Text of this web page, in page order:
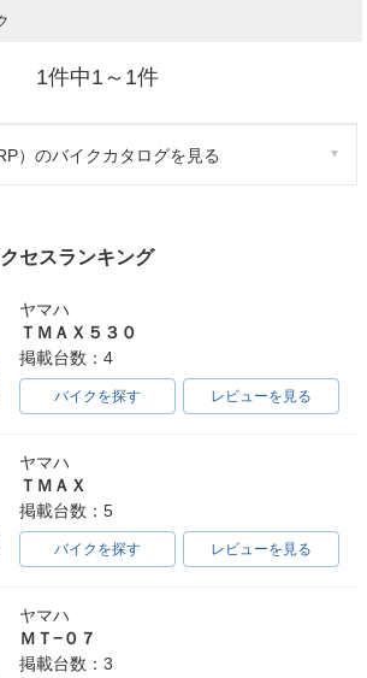
1件中1～1件
）のバイクカタログを見る
セスランキング
ヤマハ
ＴＭＡＸ５３０
掲載台数：4
バイクを探す レビューを見る
ヤマハ
ＴＭＡＸ
掲載台数：5
バイクを探す レビューを見る
ヤマハ
ＭＴ−０７
掲載台数：3